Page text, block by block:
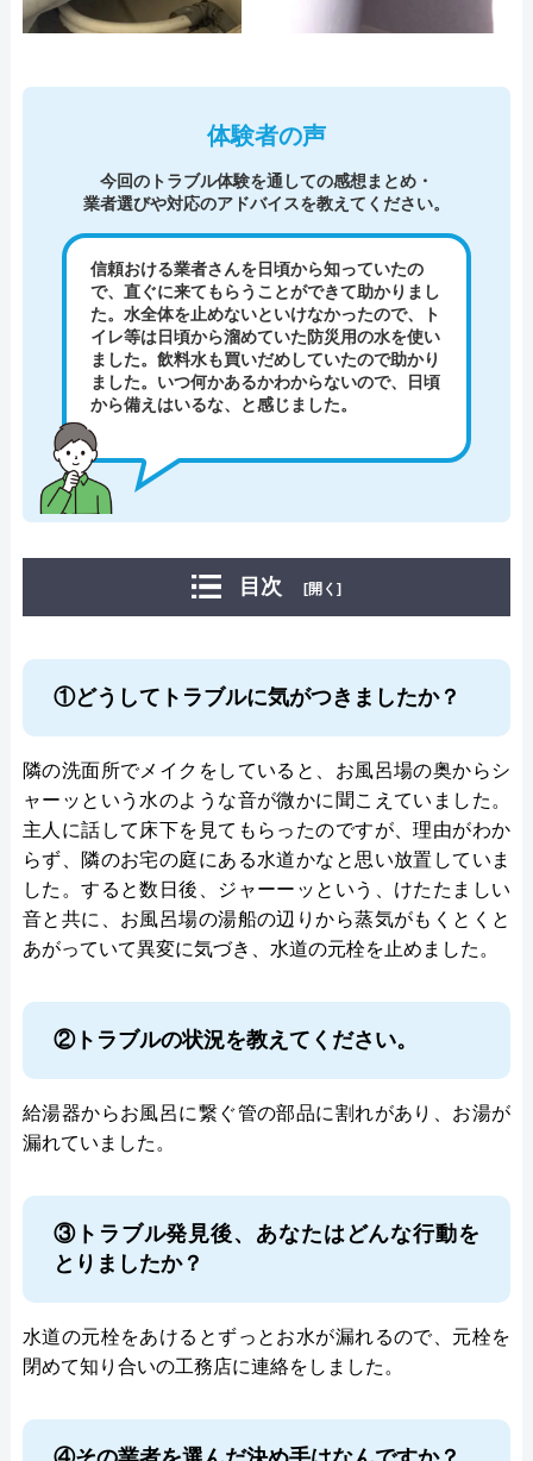
体験者の声
今回のトラブル体験を通しての感想まとめ・
業者選びや対応のアドバイスを教えてください。
信頼おける業者さんを日頃から知っていたの
で、直ぐに来てもらうことができて助かりまし
た。水全体を止めないといけなかったので、ト
イレ等は日頃から溜めていた防災用の水を使い
ました。飲料水も買いだめしていたので助かり
ました。いつ何かあるかわからないので、日頃
から備えはいるな、と感じました。
目次 [開く]
①どうしてトラブルに気がつきましたか？
隣の洗面所でメイクをしていると、お風呂場の奥からシ
ャーッという水のような音が微かに聞こえていました。
主人に話して床下を見てもらったのですが、理由がわか
らず、隣のお宅の庭にある水道かなと思い放置していま
した。すると数日後、ジャーーッという、けたたましい
音と共に、お風呂場の湯船の辺りから蒸気がもくとくと
あがっていて異変に気づき、水道の元栓を止めました。
②トラブルの状況を教えてください。
給湯器からお風呂に繋ぐ管の部品に割れがあり、お湯が
漏れていました。
③トラブル発見後、あなたはどんな行動を
とりましたか？
水道の元栓をあけるとずっとお水が漏れるので、元栓を
閉めて知り合いの工務店に連絡をしました。